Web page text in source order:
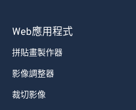
Web應用程式
拼貼畫製作器
影像調整器
裁切影像